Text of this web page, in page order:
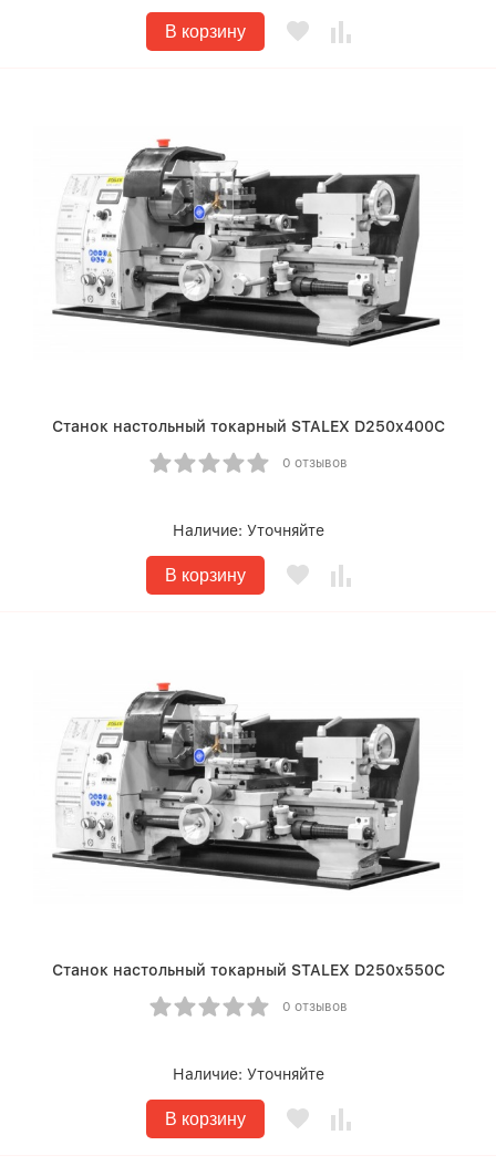
В корзину
Станок настольный токарный STALEX D250x400C
0 отзывов
Наличие: Уточняйте
В корзину
Станок настольный токарный STALEX D250x550C
0 отзывов
Наличие: Уточняйте
В корзину